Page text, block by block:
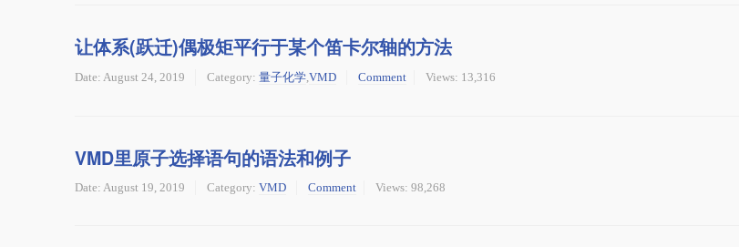
让体系(跃迁)偶极矩平行于某个笛卡尔轴的方法
Date: August 24, 2019 Category: 量子化学 VMD Comment Views: 13,316
VMD里原子选择语句的语法和例子
Date: August 19, 2019 Category: VMD Comment Views: 98,268